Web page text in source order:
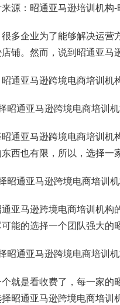
来源：昭通亚马逊培训机
多企业为了能够解决运营
铺。然而，说到昭通亚马
通亚马逊跨境电商培训机
昭通亚马逊跨境电商培训
通亚马逊跨境电商培训机
西也有限，所以，选择一
昭通亚马逊跨境电商培训
亚马逊跨境电商培训机构
能的选择一个团队强大的
昭通亚马逊跨境电商培训
就是看收费了，每一家的
昭通亚马逊跨境电商培训